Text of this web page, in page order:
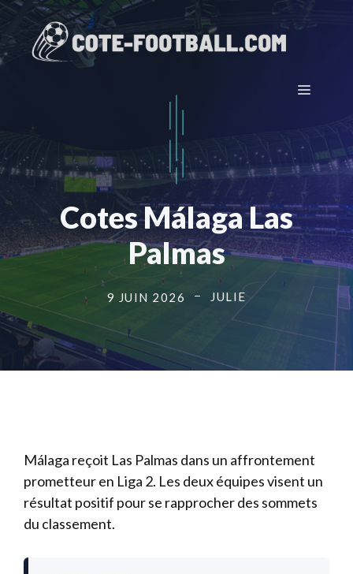
Aller
contenu
Menu
Cotes Málaga Las
Palmas
9 JUIN 2026 JULIE
Málaga reçoit Las Palmas dans un affrontement
prometteur en Liga 2. Les deux équipes visent un
résultat positif pour se rapprocher des sommets
du classement.